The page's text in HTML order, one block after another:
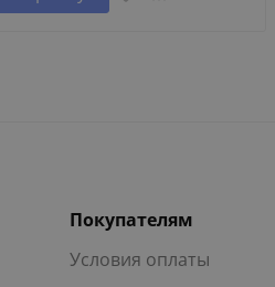
Покупателям
Условия оплаты